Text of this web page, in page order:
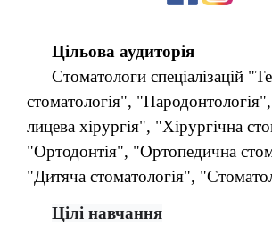
Цільова аудиторія
Стоматологи спеціалізацій
стоматологія",
лицева хірургія", "Хірургічна
"Ортодонтія", "Ортопедична
"Дитяча стоматологія",
Цілі навчання